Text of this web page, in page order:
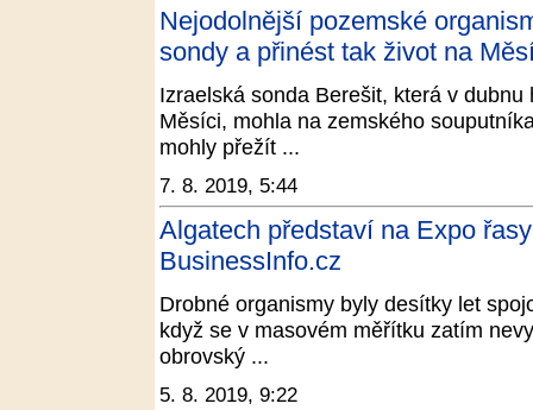
Nejodolnější pozemské
sondy a přinést tak život na
Izraelská sonda Berešit, která v
Měsíci, mohla na zemského
mohly přežít ...
7. 8. 2019, 5:44
Algatech představí na Expo
BusinessInfo.cz
Drobné organismy byly desítky let
když se v masovém měřítku zatím
obrovský ...
5. 8. 2019, 9:22